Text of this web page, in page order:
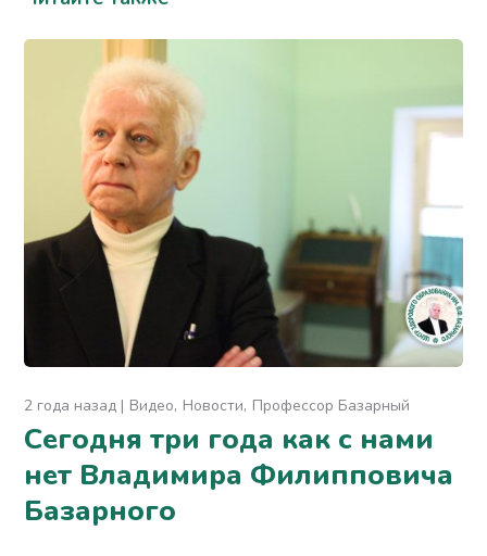
2 года назад Видео Новости Профессор Базарный
Сегодня три года как с нами
нет Владимира Филипповича
Базарного